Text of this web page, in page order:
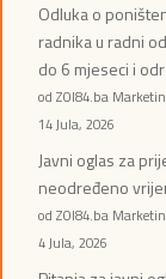
Odluka o
radnika u radni
do 6 mjeseci i
od ZOI84.ba
14 Jula, 2026
Javni oglas za
neodređeno
od ZOI84.ba
4 Jula, 2026